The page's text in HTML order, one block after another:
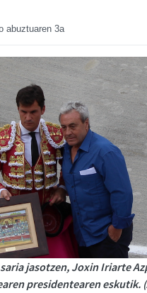
abuztuaren 3a
jasotzen, Joxin Iriarte
presidentearen eskutik.